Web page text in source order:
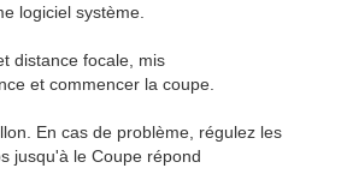
logiciel système.
distance focale, mis
et commencer la coupe.
En cas de problème, régulez les
jusqu'à le Coupe répond